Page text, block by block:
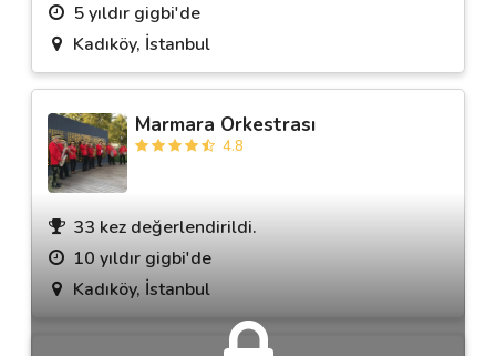
5 yıldır gigbi'de
Kadıköy, İstanbul
Marmara Orkestrası
4.8
33 kez değerlendirildi.
10 yıldır gigbi'de
Kadıköy, İstanbul